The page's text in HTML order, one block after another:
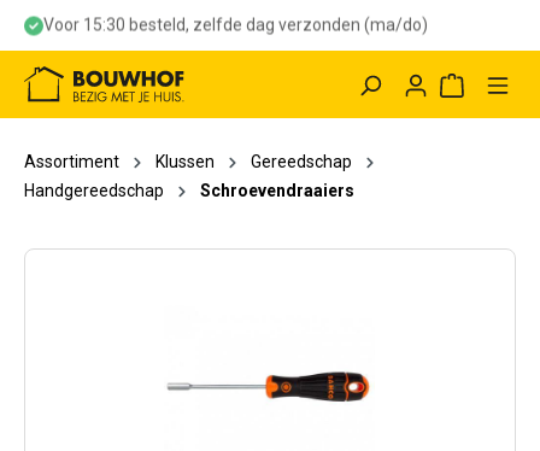
Voor 15:30 besteld, zelfde dag verzonden (ma/do)
Assortiment Klussen
Gereedschap
Handgereedschap
Schroevendraaiers